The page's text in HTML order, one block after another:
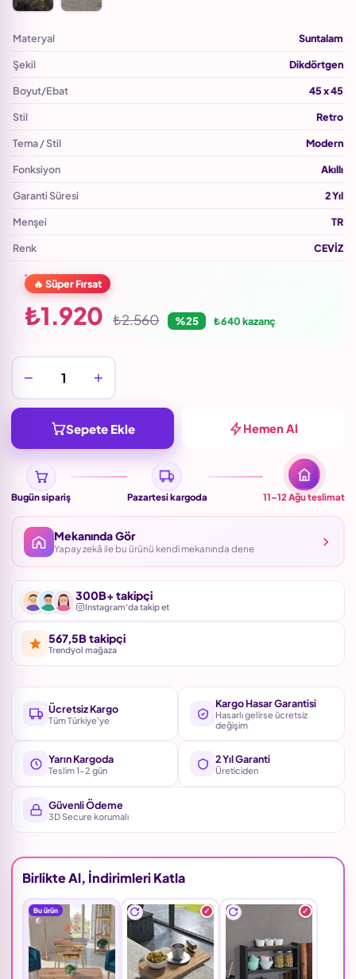
Materyal Suntalam
Şekil Dikdörtgen
Boyut/Ebat 45 x 45
Stil Retro
Tema / Stil Modern
Fonksiyon Akıllı
Garanti Süresi 2 Yıl
Menşei TR
Renk CEVİZ
🔥 Süper Fırsat
₺1.920 ₺2.560 %25 ₺640 kazanç
− +
Sepete Ekle Hemen Al
Bugün sipariş Pazartesi kargoda 11–12 Ağuteslimat
Mekanında Gör
Yapay zekâ ile bu ürünü kendi mekanında dene
300B+ takipçi
Instagram'da takip et
567,5B takipçi
Trendyol mağaza
Ücretsiz Kargo
Tüm Türkiye'ye
Kargo Hasar Garantisi
Hasarlı gelirse ücretsiz
değişim
Yarın Kargoda
Teslim 1-2 gün
2 Yıl Garanti
Üreticiden
Güvenli Ödeme
3D Secure korumalı
Birlikte Al, İndirimleri Katla
Bu ürün